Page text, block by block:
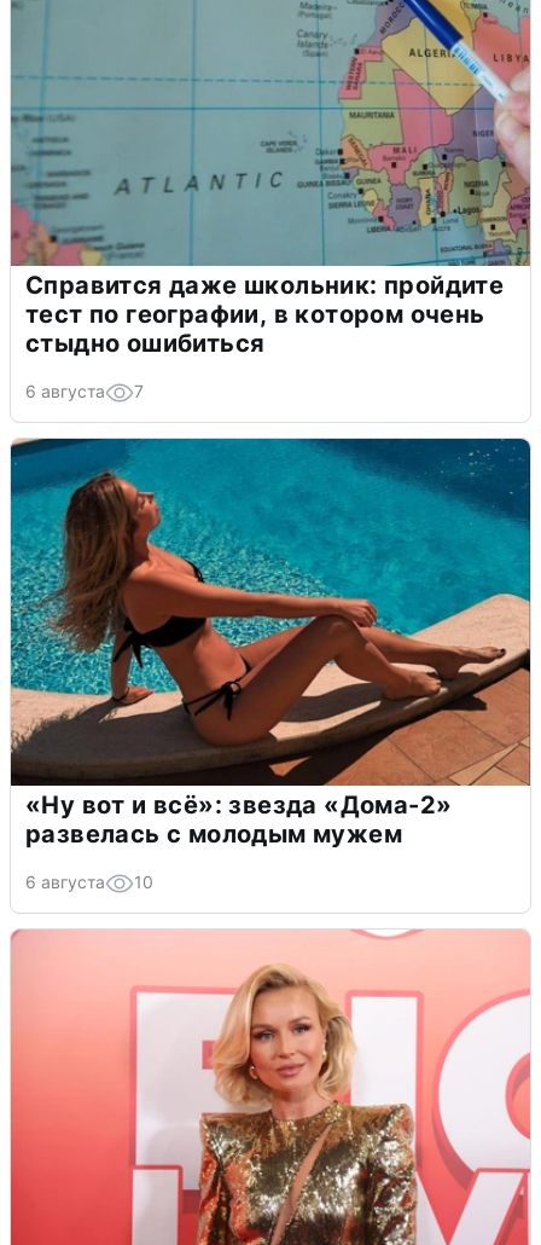
Справится даже школьник: пройдите
тест по географии, в котором очень
стыдно ошибиться
6 августа 7
«Ну вот и всё»: звезда «Дома-2»
развелась с молодым мужем
6 августа 10